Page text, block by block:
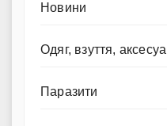
Новини
Одяг, взуття,
Паразити